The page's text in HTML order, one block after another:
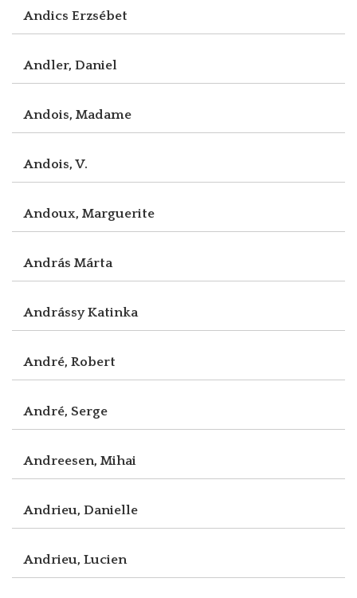
Andics Erzsébet
Andler, Daniel
Andois, Madame
Andois, V.
Andoux, Marguerite
András Márta
Andrássy Katinka
André, Robert
André, Serge
Andreesen, Mihai
Andrieu, Danielle
Andrieu, Lucien